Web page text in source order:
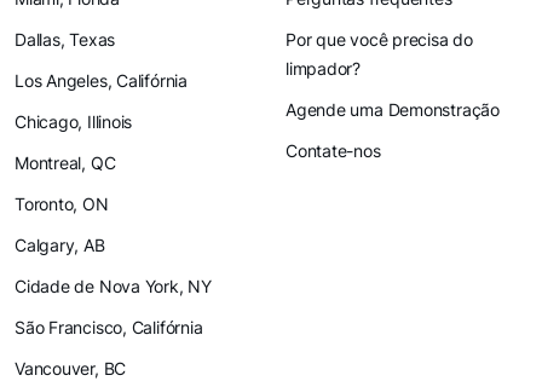
Dallas, Texas
Los Angeles, Califórnia
Chicago, Illinois
Montreal, QC
Toronto, ON
Calgary, AB
Cidade de Nova York, NY
São Francisco, Califórnia
Vancouver, BC
Por que você precisa do
limpador?
Agende uma Demonstração
Contate-nos